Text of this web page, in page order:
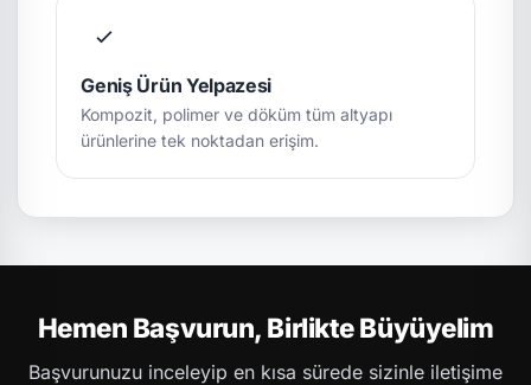
Geniş Ürün Yelpazesi
Kompozit, polimer ve döküm tüm altyapı
ürünlerine tek noktadan erişim.
Hemen Başvurun, Birlikte Büyüyelim
Başvurunuzu inceleyip en kısa sürede sizinle iletişime